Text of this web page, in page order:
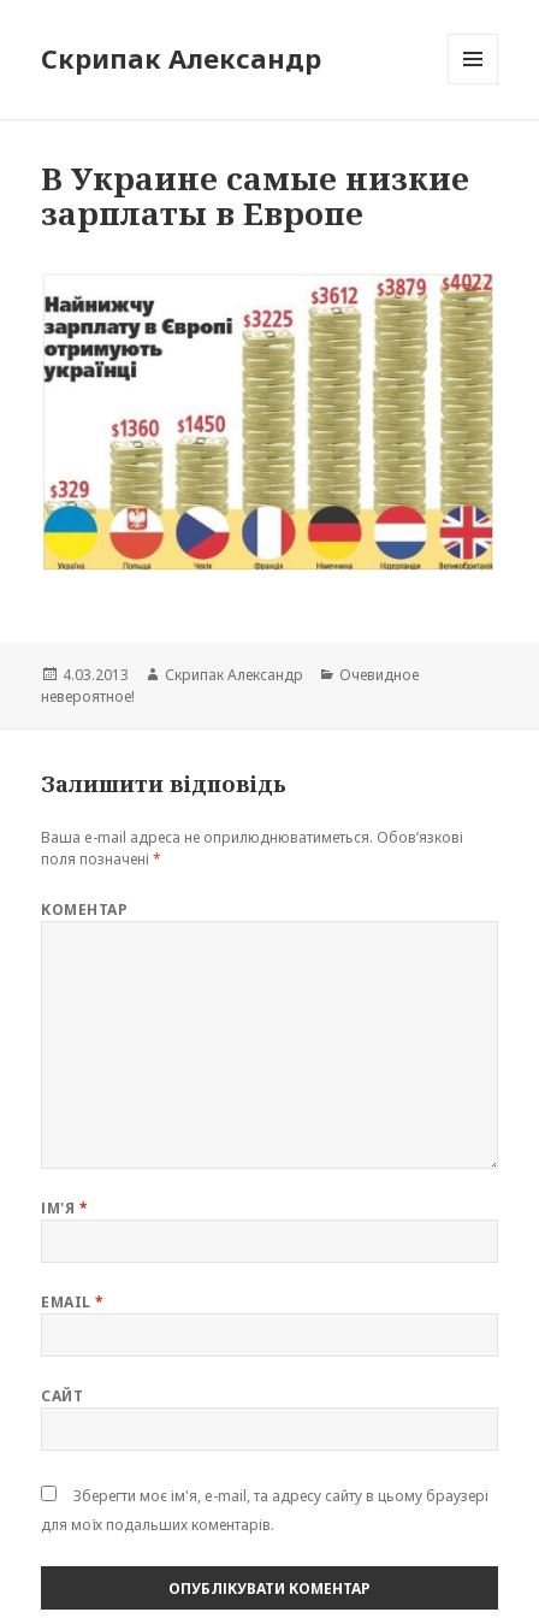
Скрипак Александр
В Украине самые низкие
зарплаты в Европе
Опубліковано
4.03.2013 Автор
Скрипак Александр Категорії
Очевидное
невероятное!
Залишити відповідь
Ваша e-mail адреса не оприлюднюватиметься. Обов’язкові
поля позначені*
КОМЕНТАР
ІМ'Я *
EMAIL*
САЙТ
Зберегти моє ім'я, e-mail, та адресу сайту в цьому браузері
для моїх подальших коментарів.